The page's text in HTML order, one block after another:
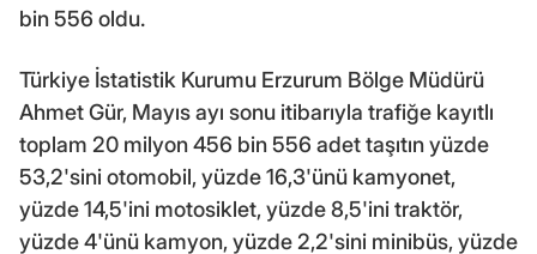
bin 556 oldu.
Türkiye İstatistik Kurumu Erzurum Bölge Müdürü
Ahmet Gür, Mayıs ayı sonu itibarıyla trafiğe kayıtlı
toplam 20 milyon 456 bin 556 adet taşıtın yüzde
53,2'sini otomobil, yüzde 16,3'ünü kamyonet,
yüzde 14,5'ini motosiklet, yüzde 8,5'ini traktör,
yüzde 4'ünü kamyon, yüzde 2,2'sini minibüs, yüzde